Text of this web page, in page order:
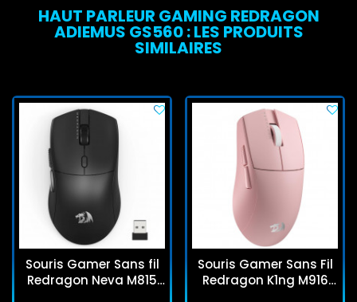
HAUT PARLEUR GAMING REDRAGON
ADIEMUS GS560 : LES PRODUITS
SIMILAIRES
Souris Gamer Sans fil
Redragon Neva M815
Souris Gamer Sans Fil
Redragon K1ng M916